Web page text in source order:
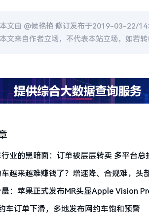
本文由 @候艳艳修订发布于2019-03-22/
本文来自作者立场，不代表本站立场，如若
行业的黑暗面：订单被层层转卖 多平台总
越来越难赚钱了？增速降、合规难，头
晨：苹果正式发布MR头显Apple Vision
两万多元
车订单下滑，多地发布网约车饱和预警